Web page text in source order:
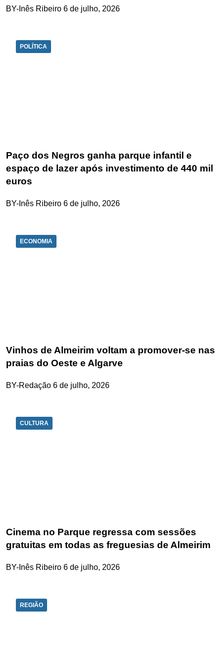
BY-Inês Ribeiro 6 de julho, 2026
POLÍTICA
Paço dos Negros ganha parque infantil e
espaço de lazer após investimento de 440 mil
euros
BY-Inês Ribeiro 6 de julho, 2026
ECONOMIA
Vinhos de Almeirim voltam a promover-se nas
praias do Oeste e Algarve
BY-Redação 6 de julho, 2026
CULTURA
Cinema no Parque regressa com sessões
gratuitas em todas as freguesias de Almeirim
BY-Inês Ribeiro 6 de julho, 2026
REGIÃO